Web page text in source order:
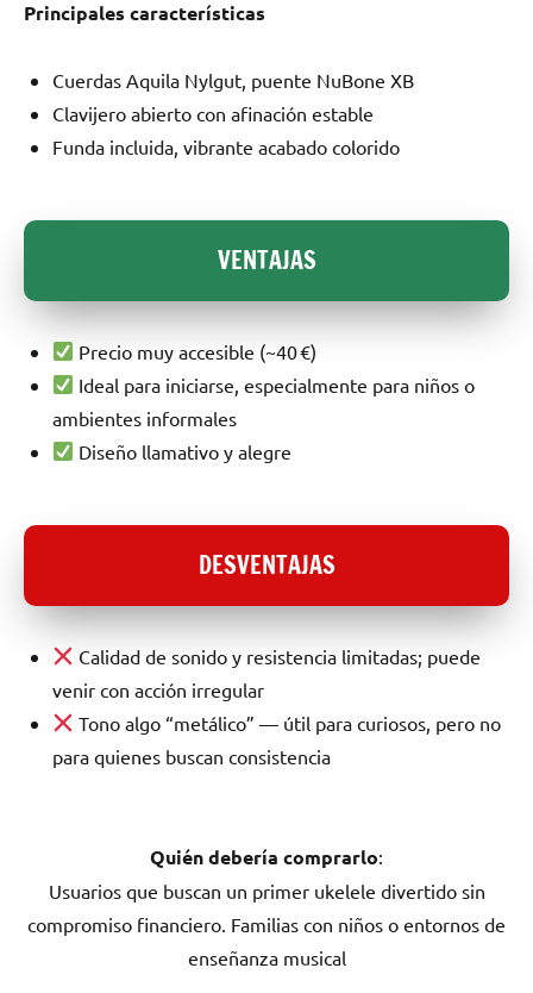
Principales características
Cuerdas Aquila Nylgut, puente NuBone XB
Clavijero abierto con afinación estable
Funda incluida, vibrante acabado colorido
VENTAJAS
Precio muy accesible (~40 €)
Ideal para iniciarse, especialmente para niños o
ambientes informales
Diseño llamativo y alegre
DESVENTAJAS
Calidad de sonido y resistencia limitadas; puede
venir con acción irregular
Tono algo “metálico” — útil para curiosos, pero no
para quienes buscan consistencia
Quién debería comprarlo:
Usuarios que buscan un primer ukelele divertido sin
compromiso financiero. Familias con niños o entornos de
enseñanza musical